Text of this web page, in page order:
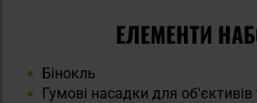
ЕЛЕМЕНТИ
Бінокль
Гумові насадки для об'єктивів